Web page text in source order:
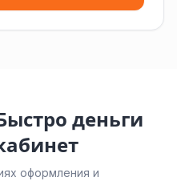
деньги
оформления и